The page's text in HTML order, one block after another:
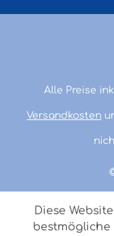
Alle Preise
Versandkosten
Diese